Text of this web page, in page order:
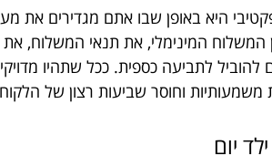
היא באופן שבו אתם מגדירים
המשלוח המינימלי, את תנאי המשלוח,
להוביל לתביעה כספית. ככל שתהיו
משמעותיות וחוסר שביעות רצון של
יום